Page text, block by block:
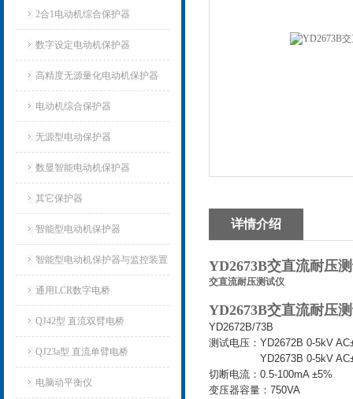
2合1电动机综合保护器
数字设定电动机保护器
高精度无源量化电动机保护器
电动机综合保护器
无源型电动保护器
数显智能电动机保护器
其它保护器
智能型电动机保护器
智能型电动机保护器与监控装置
通用LCR数字电桥
QJ42型 直流双臂电桥
QJ23a型 直流单臂电桥
电脑动平衡仪
详情介绍
YD2673B交直流耐压
交直流耐压测试仪
YD2673B交直流耐压
YD2672B/73B
测试电压：YD2672B 0-5kV
YD2673B 0-5kV
切断电流：0.5-100mA ±5%
变压器容量：750VA